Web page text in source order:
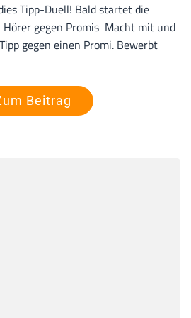
Tipp-Duell! Bald startet die
gegen Promis Macht mit und
gegen einen Promi. Bewerbt
Beitrag